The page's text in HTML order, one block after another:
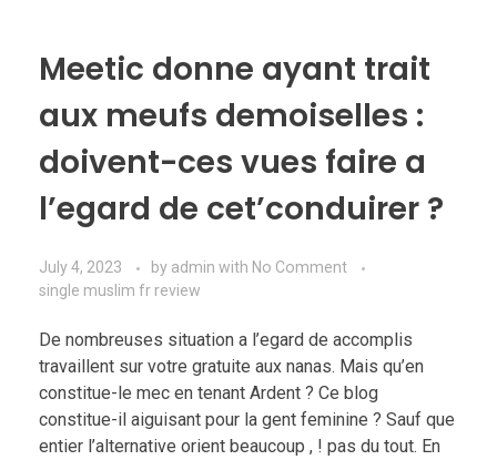
Meetic donne ayant trait
aux meufs demoiselles :
doivent-ces vues faire a
l’egard de cet’conduirer ?
July 4, 2023 by admin with No Comment
single muslim fr review
De nombreuses situation a l’egard de accomplis
travaillent sur votre gratuite aux nanas. Mais qu’en
constitue-le mec en tenant Ardent ? Ce blog
constitue-il aiguisant pour la gent feminine ? Sauf que
entier l’alternative orient beaucoup , ! pas du tout. En